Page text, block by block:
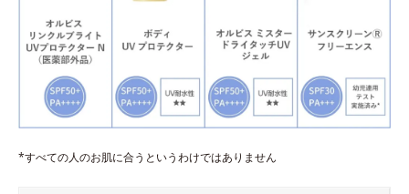
*すべての人のお肌に合うというわけではありません